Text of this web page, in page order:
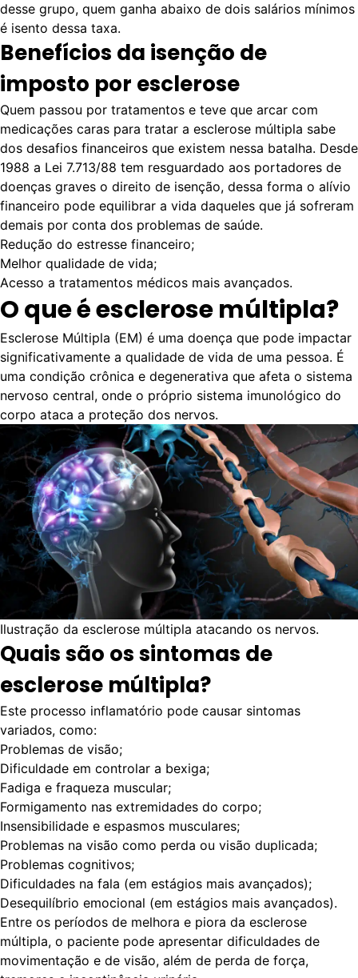
desse grupo, quem ganha abaixo de dois salários mínimos
é isento dessa taxa.
Benefícios da isenção de
imposto por esclerose
Quem passou por tratamentos e teve que arcar com
medicações caras para tratar a esclerose múltipla sabe
dos desafios financeiros que existem nessa batalha. Desde
1988 a Lei 7.713/88 tem resguardado aos portadores de
doenças graves o direito de isenção, dessa forma o alívio
financeiro pode equilibrar a vida daqueles que já sofreram
demais por conta dos problemas de saúde.
Redução do estresse financeiro;
Melhor qualidade de vida;
Acesso a tratamentos médicos mais avançados.
O que é esclerose múltipla?
Esclerose Múltipla (EM) é uma doença que pode impactar
significativamente a qualidade de vida de uma pessoa. É
uma condição crônica e degenerativa que afeta o sistema
nervoso central, onde o próprio sistema imunológico do
corpo ataca a proteção dos nervos.
Ilustração da esclerose múltipla atacando os nervos.
Quais são os sintomas de
esclerose múltipla?
Este processo inflamatório pode causar sintomas
variados, como:
Problemas de visão;
Dificuldade em controlar a bexiga;
Fadiga e fraqueza muscular;
Formigamento nas extremidades do corpo;
Insensibilidade e espasmos musculares;
Problemas na visão como perda ou visão duplicada;
Problemas cognitivos;
Dificuldades na fala (em estágios mais avançados);
Desequilíbrio emocional (em estágios mais avançados).
Entre os períodos de melhora e piora da esclerose
múltipla, o paciente pode apresentar dificuldades de
movimentação e de visão, além de perda de força,